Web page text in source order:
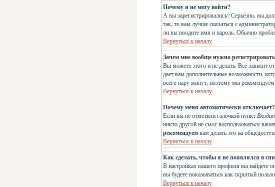
Почему я не могу войти?
А вы зарегистрировались? Серьёзно, вы
так, то вам лучше связаться с
ли вы вводите имя и пароль. Обычно
Вернуться к началу
Зачем мне вообще нужно
Вы можете этого и не делать. Всё зависит
дает вам дополнительные возможности,
всего пару минут, поэтому мы рекомендуем
Вернуться к началу
Почему меня автоматически отключает?
Если вы не отметили галочкой пункт
никто другой не смог воспользоваться
рекомендуемвам делать это на
Вернуться к началу
Как сделать, чтобы я не появлялся в
В настройках вашего профиля вы найдете
вы будете показываться как скрытый
Вернуться к началу